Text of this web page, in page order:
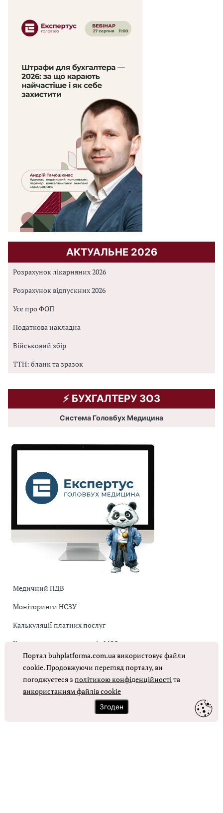
АКТУАЛЬНЕ 2026
Розрахунок лікарняних 2026
Розрахунок відпускних 2026
Усе про ФОП
Податкова накладна
Військовий збір
ТТН: бланк та зразок
⚡️ БУХГАЛТЕРУ ЗОЗ
Система Головбух Медицина
Медичний ПДВ
Моніторинги НСЗУ
Калькуляції платних послуг
Коригувальна накладна від МОЗ
Оплата праці в КНП
ОТРИМАТИ ДОСТУП
Портал buhplatforma.com.ua використовує файли
cookie. Продовжуючи перегляд порталу, ви
погоджуєтеся зполітикою конфіденційностіта
використанням файлів cookie
Згоден